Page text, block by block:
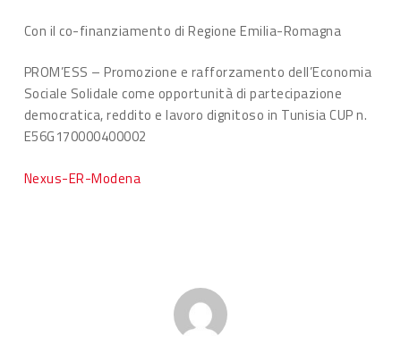
Con il co-finanziamento di Regione Emilia-Romagna
PROM’ESS – Promozione e rafforzamento dell’Economia
Sociale Solidale come opportunità di partecipazione
democratica, reddito e lavoro dignitoso in Tunisia CUP n.
E56G170000400002
Nexus-ER-Modena